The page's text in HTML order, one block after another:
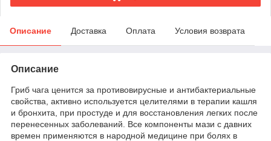
Описание Доставка Оплата Условия возврата
Описание
Гриб чага ценится за противовирусные и антибактериальные
свойства, активно используется целителями в терапии кашля
и бронхита, при простуде и для восстановления легких после
перенесенных заболеваний. Все компоненты мази с давних
времен применяются в народной медицине при болях в